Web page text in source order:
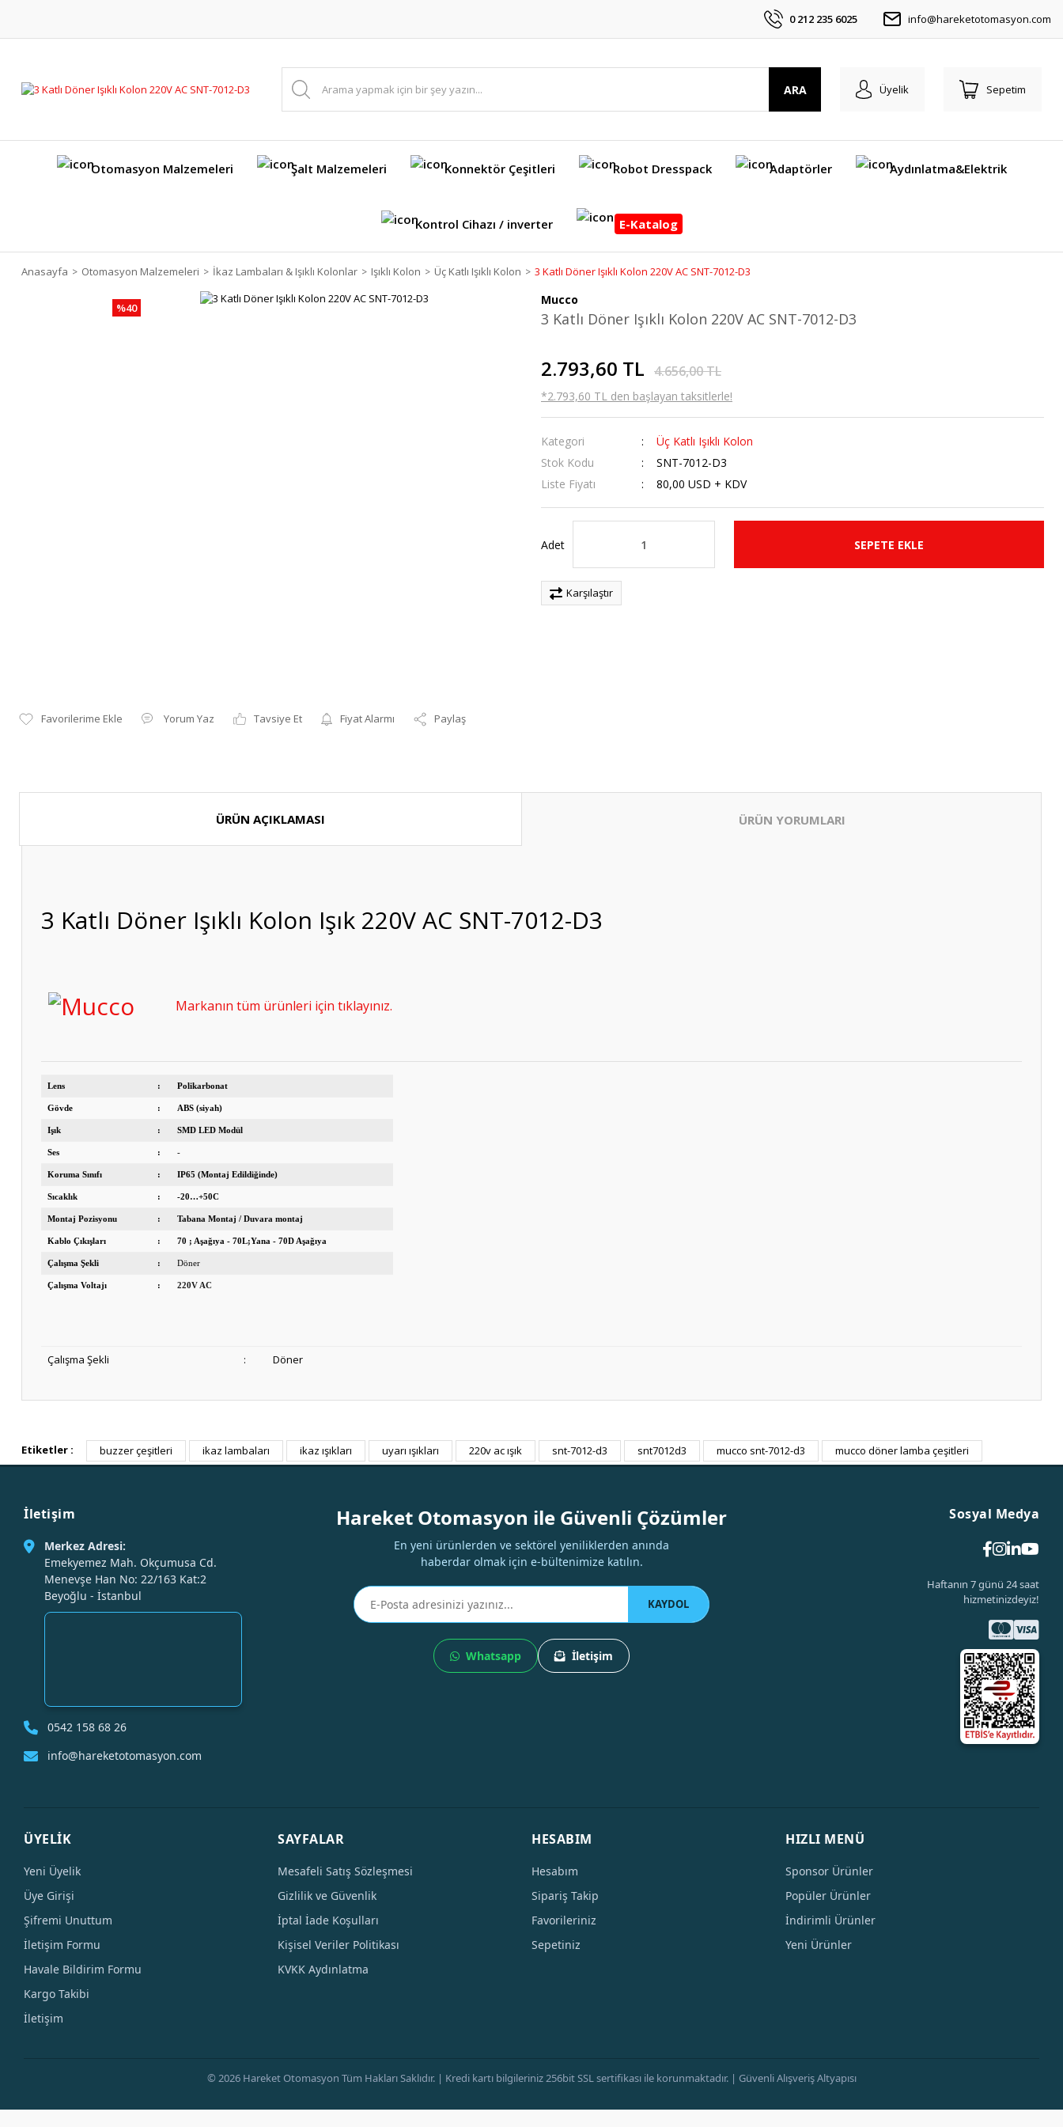
0 212 235 6025 info@hareketotomasyon.com
ARA Üyelik Sepetim
Otomasyon Malzemeleri Şalt Malzemeleri Konnektör Çeşitleri Robot Dresspack Adaptörler Aydınlatma&Elektrik
Kontrol Cihazı / inverter E-Katalog
Anasayfa Otomasyon Malzemeleri İkaz Lambaları & Işıklı Kolonlar Işıklı Kolon Üç Katlı Işıklı Kolon 3 Katlı Döner Işıklı Kolon 220V AC SNT-7012-D3
%40
Yorum Yaz Tavsiye Et Fiyat Alarmı Paylaş
Mucco
3 Katlı Döner Işıklı Kolon 220V AC SNT-7012-D3
2.793,60 TL 4.656,00 TL
*2.793,60 TL den başlayan taksitlerle!
Kategori
Üç Katlı Işıklı Kolon
Stok Kodu
SNT-7012-D3
Liste Fiyatı
80,00 USD + KDV
Adet SEPETE EKLE
Karşılaştır
ÜRÜN AÇIKLAMASI ÜRÜN YORUMLARI
3 Katlı Döner Işıklı Kolon Işık 220V AC SNT-7012-D3
Markanın tüm ürünleri için tıklayınız.
Lens : Polikarbonat
Gövde : ABS (siyah)
Işık : SMD LED Modül
Ses : -
Koruma Sınıfı : IP65 (Montaj Edildiğinde)
Sıcaklık : -20…+50C
Montaj Pozisyonu : Tabana Montaj / Duvara montaj
Kablo Çıkışları : 70 ; Aşağıya - 70L;Yana - 70D Aşağıya
Çalışma Şekli : Döner
Çalışma Voltajı : 220V AC
Çalışma Şekli : Döner
Bu ürüne ilk yorumu siz yapın!
Etiketler : buzzer çeşitleri ikaz lambaları ikaz ışıkları uyarı ışıkları 220v ac ışık snt-7012-d3 snt7012d3 mucco snt-7012-d3 mucco döner lamba çeşitleri
İletişim
Merkez Adresi:
Emekyemez Mah. Okçumusa Cd.
Menevşe Han No: 22/163 Kat:2
Beyoğlu - İstanbul
0542 158 68 26
info@hareketotomasyon.com
Hareket Otomasyon ile Güvenli Çözümler
En yeni ürünlerden ve sektörel yeniliklerden anında
haberdar olmak için e-bültenimize katılın.
KAYDOL
Whatsapp İletişim
Sosyal Medya
Haftanın 7 günü 24 saat
hizmetinizdeyiz!
ÜYELİK
Yeni Üyelik
Üye Girişi
Şifremi Unuttum
İletişim Formu
Havale Bildirim Formu
Kargo Takibi
İletişim
SAYFALAR
Mesafeli Satış Sözleşmesi
Gizlilik ve Güvenlik
İptal İade Koşulları
Kişisel Veriler Politikası
KVKK Aydınlatma
HESABIM
Hesabım
Sipariş Takip
Favorileriniz
Sepetiniz
HIZLI MENÜ
Sponsor Ürünler
Popüler Ürünler
İndirimli Ürünler
Yeni Ürünler
© 2026 Hareket Otomasyon Tüm Hakları Saklıdır. | Kredi kartı bilgileriniz 256bit SSL sertifikası ile korunmaktadır. | Güvenli Alışveriş Altyapısı